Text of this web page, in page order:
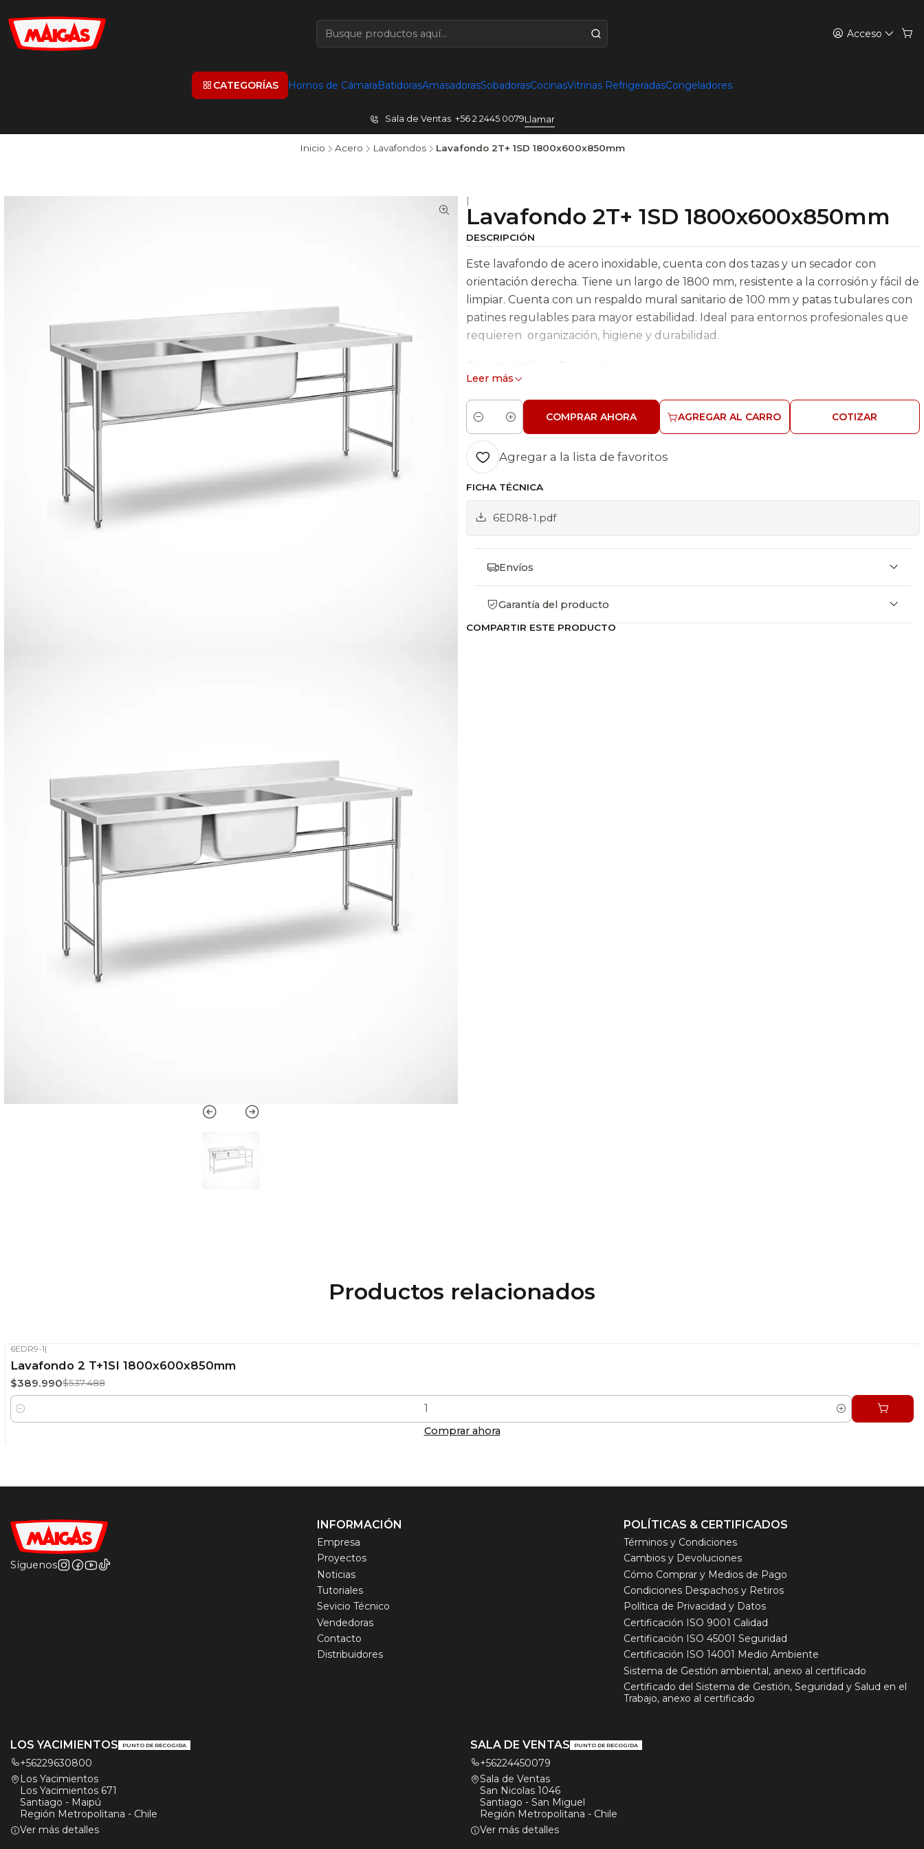
Acceso
CATEGORÍAS Hornos de CámaraBatidorasAmasadorasSobadorasCocinasVitrinas RefrigeradasCongeladores
Sala de Ventas +56 2 2445 0079Llamar
Inicio Acero Lavafondos Lavafondo 2T+ 1SD 1800x600x850mm
|
Lavafondo 2T+ 1SD 1800x600x850mm
DESCRIPCIÓN
Este lavafondo de acero inoxidable, cuenta con dos tazas y un secador con
orientación derecha. Tiene un largo de 1800 mm, resistente a la corrosión y fácil de
limpiar. Cuenta con un respaldo mural sanitario de 100 mm y patas tubulares con
patines regulables para mayor estabilidad. Ideal para entornos profesionales que
requieren organización, higiene y durabilidad.
Taza (cuba) de 500x400x290 mm
Respaldo mural sanitario de 100 mm
Patas tubulares con patines regulables
Incluye desagüe
No incluye grifería
Especificaciones Técnicas
Código: 6EDR8-1
Dimensiones
Taza (cuba): 500x400x290 mm
Peso bruto: 29 kg
Leer más
Cantidad
AGREGAR AL CARRO
COMPRAR AHORA COTIZAR
Agregar a la lista de favoritos
FICHA TÉCNICA
6EDR8-1.pdf
Envíos
Garantía del producto
COMPARTIR ESTE PRODUCTO
Productos relacionados
OFF
Stock disponible
6EDR9-1|
Lavafondo 2 T+1SI 1800x600x850mm
$389.990$537.488
Cantidad
Comprar ahora
Síguenos
INFORMACIÓN
Empresa
Proyectos
Noticias
Tutoriales
Sevicio Técnico
Vendedoras
Contacto
Distribuidores
POLÍTICAS & CERTIFICADOS
Términos y Condiciones
Cambios y Devoluciones
Cómo Comprar y Medios de Pago
Condiciones Despachos y Retiros
Política de Privacidad y Datos
Certificación ISO 9001 Calidad
Certificación ISO 45001 Seguridad
Certificación ISO 14001 Medio Ambiente
Sistema de Gestión ambiental, anexo al certificado
Certificado del Sistema de Gestión, Seguridad y Salud en el
Trabajo, anexo al certificado
LOS YACIMIENTOS PUNTO DE RECOGIDA
+56229630800
Los Yacimientos
Los Yacimientos 671
Santiago - Maipú
Región Metropolitana - Chile
Ver más detalles
SALA DE VENTAS PUNTO DE RECOGIDA
+56224450079
Sala de Ventas
San Nicolas 1046
Santiago - San Miguel
Región Metropolitana - Chile
Ver más detalles